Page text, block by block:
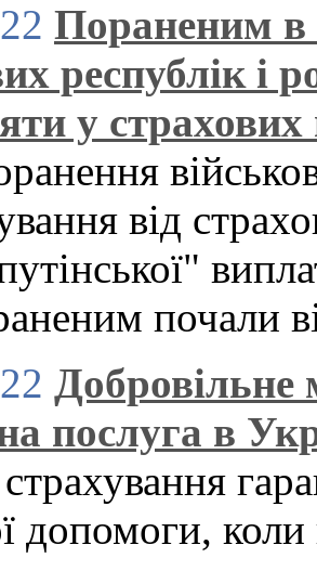
Пораненим в
республік і
у
від
почали
Добровільне
послуга в
допомоги, коли